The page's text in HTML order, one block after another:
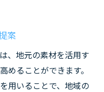
案
、地元の素材を活用す
めることができます。
用いることで、地域の